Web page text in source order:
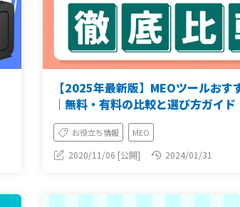
【2025年最新版】MEOツールおす
｜無料・有料の比較と選び方ガイド
お役立ち情報 MEO
2020/11/06 [公開] 2024/01/31